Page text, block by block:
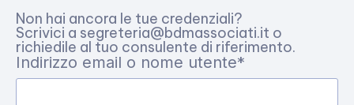
Non hai ancora le tue credenziali?
Scrivici a segreteria@bdmassociati.it o
richiedile al tuo consulente di riferimento.
Indirizzo email o nome utente*